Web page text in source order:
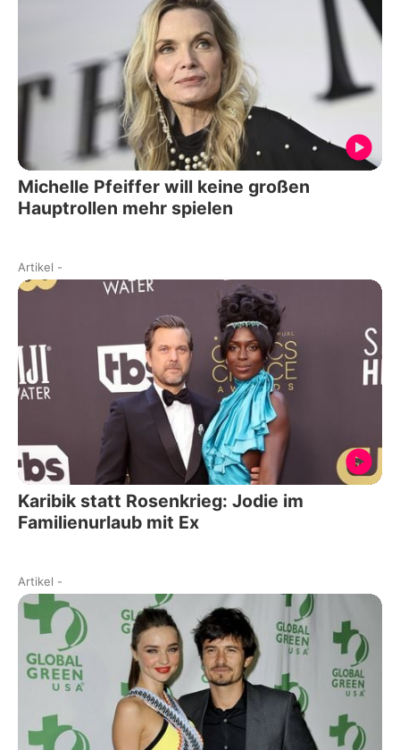
Michelle Pfeiffer will keine großen
Hauptrollen mehr spielen
Artikel -
Karibik statt Rosenkrieg: Jodie im
Familienurlaub mit Ex
Artikel -